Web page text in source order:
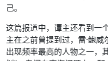
己。
这篇报道中，谭主还看到
主在之前曾提到过，雷·鲍威
出现频率最高的人物之一，